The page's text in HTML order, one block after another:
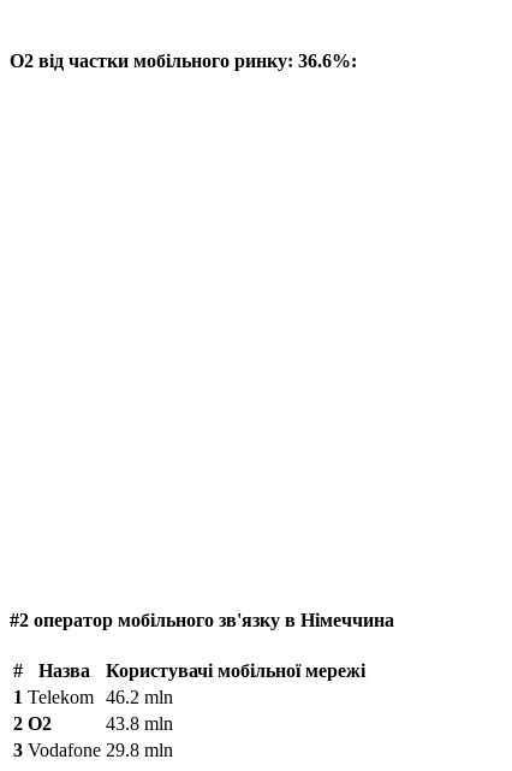
O2 від частки мобільного ринку: 36.6%:
#2 оператор мобільного зв'язку в Німеччина
# Назва
Користувачі мобільної мережі
1 Telekom 46.2 mln
2 O2
43.8 mln
3 Vodafone 29.8 mln